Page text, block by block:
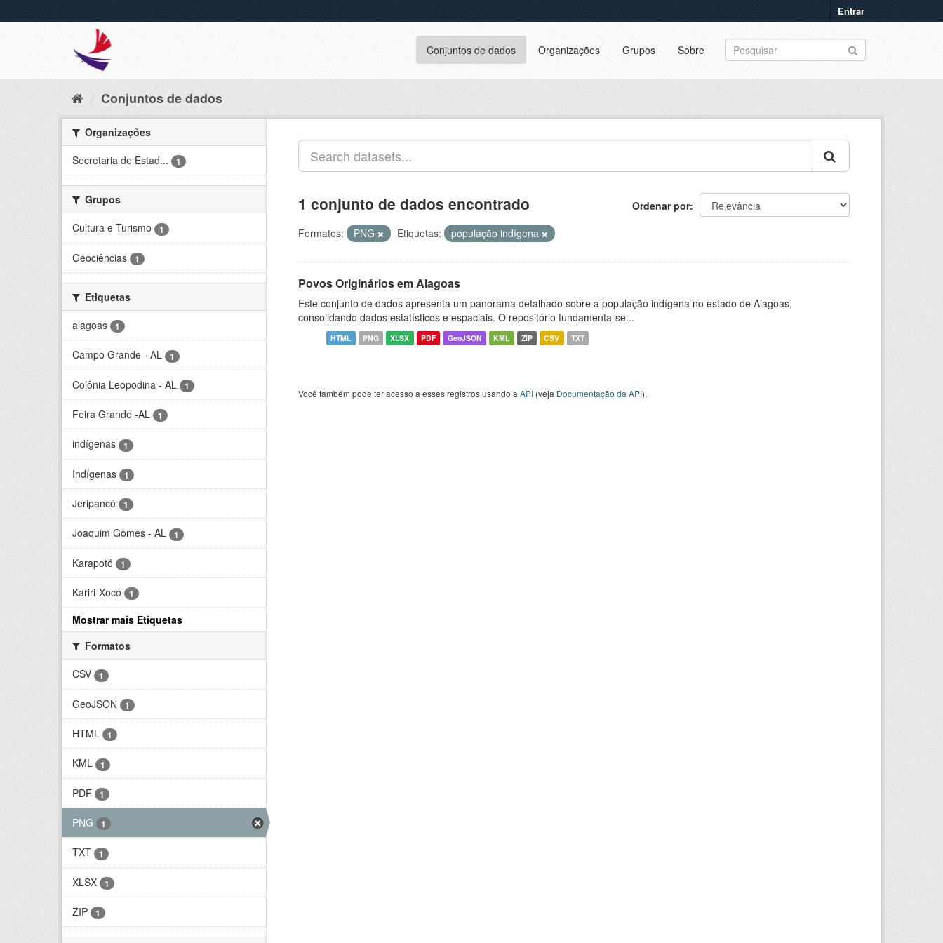
Entrar
Conjuntos de dados Organizações Grupos Sobre
Conjuntos de dados
Organizações
Secretaria de Estad...
1
Grupos
Cultura e Turismo
1
Geociências 1
Etiquetas
alagoas
1
Campo Grande - AL 1
Colônia Leopodina - AL 1
Feira Grande -AL 1
indígenas 1
Indígenas 1
Jeripancó 1
Joaquim Gomes - AL 1
Karapotó 1
Kariri-Xocó 1
Mostrar mais Etiquetas
Formatos
CSV
1
GeoJSON 1
HTML 1
KML 1
PDF 1
PNG 1
TXT 1
XLSX 1
ZIP 1
Ordenar por
1 conjunto de dados encontrado
Formatos: PNG Etiquetas: população indígena
Povos Originários em Alagoas
Este conjunto de dados apresenta um panorama detalhado sobre a população indígena no estado de Alagoas,
consolidando dados estatísticos e espaciais. O repositório fundamenta-se...
HTML PNG XLSX PDF GeoJSON KML ZIP CSV TXT
Você também pode ter acesso a esses registros usando a API (veja Documentação da API).